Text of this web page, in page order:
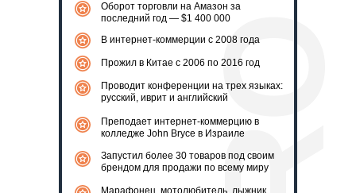
Оборот торговли на Амазон за
последний год — $1 400 000
В интернет-коммерции с 2008 года
Прожил в Китае с 2006 по 2016 год
Проводит конференции на трех языках:
русский, иврит и английский
Преподает интернет-коммерцию в
колледже John Bryce в Израиле
Запустил более 30 товаров под своим
брендом для продажи по всему миру
Марафонец, мотолюбитель, лыжник